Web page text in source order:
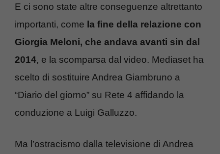
E ci sono state altre conseguenze altrettanto
importanti, come la fine della relazione con
Giorgia Meloni, che andava avanti sin dal
2014, e la scomparsa dal video. Mediaset ha
scelto di sostituire Andrea Giambruno a
“Diario del giorno” su Rete 4 affidando la
conduzione a Luigi Galluzzo.
Ma l’ostracismo dalla televisione di Andrea